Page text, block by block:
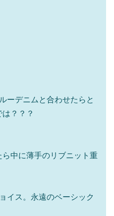
ーデニムと合わせたらと
？？？
中に薄手のリブニット重
イス。永遠のベーシック